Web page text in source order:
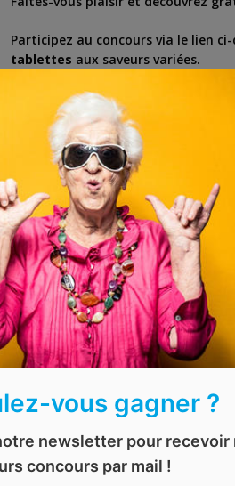
Participez au concours via le lien
tablettes aux saveurs variées.
Bonne dégustation !
,concours chocolat,concours côte d'or
d'or,pack,pack chocolat pack chocolat
|| EXPIRÉ ||
chocolat
Vous êtes à la recherche d’un
En ce moment, vous avez la
vous gagner ?
newsletter pour recevoir
concours par mail !